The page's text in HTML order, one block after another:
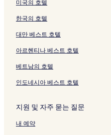
e
c
i
n
y
H
i
t
n
크
a
t
E
t
a
n
c
-
e
e
페
지
여
링
크
O
n
y
이
를
여
는
크
s
t
n
페
지
를
여
링
n
e
이
를
는
링
크
페
이
를
는
크
w
s
o
e
이
지
를
는
크
지
를
는
크
미국의 호텔
한국의 호텔
대만 베스트 호텔
아르헨티나 베스트 호텔
베트남의 호텔
인도네시아 베스트 호텔
지원 및 자주 묻는 질문
내 예약